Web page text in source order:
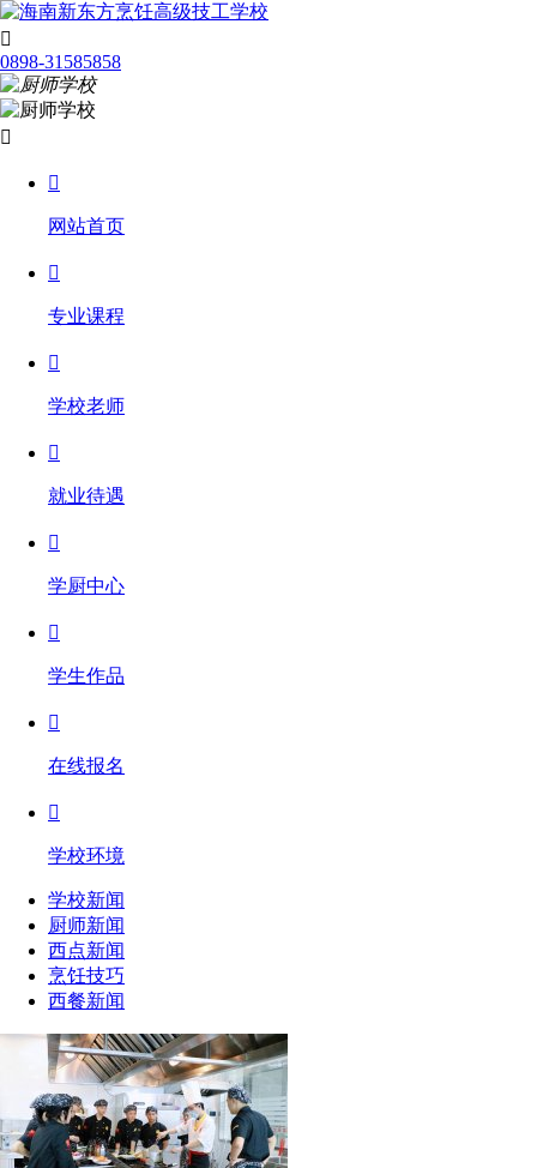

0898-31585858


网站首页

专业课程

学校老师

就业待遇

学厨中心

学生作品

在线报名

学校环境
学校新闻
厨师新闻
西点新闻
烹饪技巧
西餐新闻